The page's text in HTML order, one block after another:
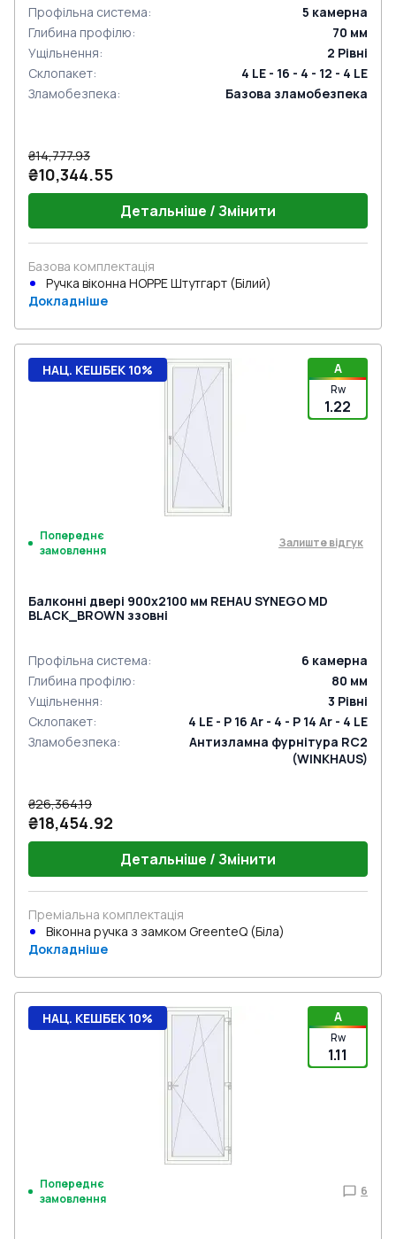
Профільна система: 5 камерна
Глибина профілю: 70 мм
Ущільнення: 2 Рівні
Склопакет:
4 LE - 16 - 4 - 12 - 4 LE
Зламобезпека: Базова зламобезпека
₴14,777.93
₴10,344.55
Детальніше / Змінити
Базова комплектація
Ручка віконна HOPPE Штутгарт (Білий)
Докладніше
A
Rw
1.22
НАЦ. КЕШБЕК 10%
Попереднє
замовлення
Залиште відгук
Балконні двері 900x2100 мм REHAU SYNEGO MD
BLACK_BROWN ззовні
Профільна система: 6 камерна
Глибина профілю: 80 мм
Ущільнення: 3 Рівні
Склопакет:
4 LE - P 16 Ar - 4 - P 14 Ar - 4 LE
Зламобезпека:
Антизламна фурнітура RC2
(WINKHAUS)
₴26,364.19
₴18,454.92
Детальніше / Змінити
Преміальна комплектація
Віконна ручка з замком GreenteQ (Біла)
Докладніше
A
Rw
1.11
НАЦ. КЕШБЕК 10%
Попереднє
замовлення
6